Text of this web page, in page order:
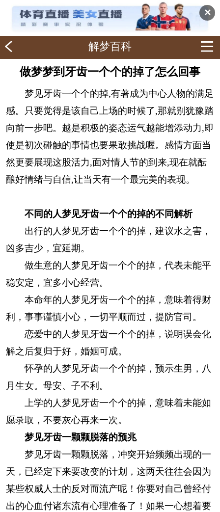
✕
解梦百科
做梦梦到牙齿一个个的掉了怎么回事
梦见牙齿一个个的掉,有著成为中心人物的满足
感。只要觉得是该自己上场的时候了,那就别犹豫踏
向前一步吧。越是积极的姿态运气越能增添动力,即
使是初次碰触的事情也要果敢挑战喔。感情方面当
然更要展现这股活力,面对情人节的到来,现在就酝
酿好情绪与自信,让当天有一个最完美的表现。
不同的人梦见牙齿一个个的掉的不同解析
出行的人梦见牙齿一个个的掉，建议水之害，
凶多吉少，宜延期。
做生意的人梦见牙齿一个个的掉，代表未能平
稳安定，宜多小心经营。
本命年的人梦见牙齿一个个的掉，意味着得财
利，事事谨慎小心，一切平顺而过，提防官司。
恋爱中的人梦见牙齿一个个的掉，说明误会化
解之后复归于好，婚姻可成。
怀孕的人梦见牙齿一个个的掉，预示生男，八
月生女。母安、子不利。
上学的人梦见牙齿一个个的掉，意味着未能如
愿录取，不要灰心再来一次。
梦见牙齿一颗颗脱落的预兆
梦见牙齿一颗颗脱落，冲突开始频频出现的一
天，已经定下来要改变的计划，这两天往往会因为
某些权威人士的反对而流产呢！你要对自己曾经付
出的心血付诸东流有心理准备了！如果一心想着要